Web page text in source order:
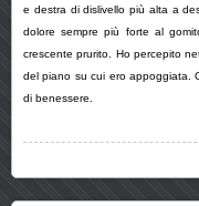
e destra di dislivello più alta a
dolore sempre più forte al
crescente prurito. Ho percepito
del piano su cui ero appoggiata.
di benessere.